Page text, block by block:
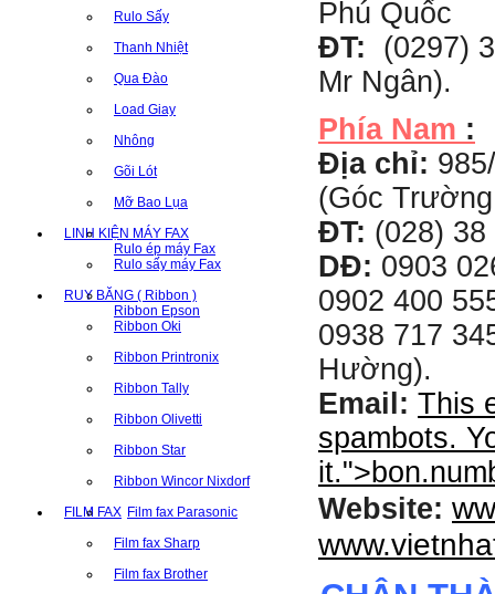
Rulo Sấy
Thanh Nhiệt
Qua Đào
Load Giay
Nhông
Gõi Lót
Mỡ Bao Lụa
LINH KIỆN MÁY FAX
Rulo ép máy Fax
Rulo sấy máy Fax
RUY BĂNG ( Ribbon )
Ribbon Epson
Ribbon Oki
Ribbon Printronix
Ribbon Tally
Ribbon Olivetti
Ribbon Star
Ribbon Wincor Nixdorf
FILM FAX Film fax Parasonic
Film fax Sharp
Film fax Brother
Phú Quốc
ĐT:
(0297)
Mr Ngân).
Phía Nam :
Địa chỉ:
(Góc
ĐT: (028)
DĐ: 0903
0902 400
0938 717
Hường).
Email: This
spambots.
it.">
Website: